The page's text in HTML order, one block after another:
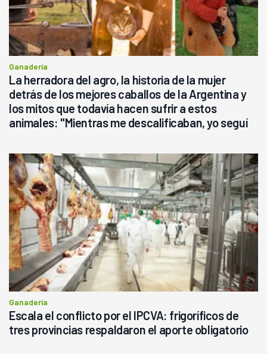
Ganadería
La herradora del agro, la historia de la mujer
detrás de los mejores caballos de la Argentina y
los mitos que todavía hacen sufrir a estos
animales: "Mientras me descalificaban, yo seguí
Ganadería
Escala el conflicto por el IPCVA: frigoríficos de
tres provincias respaldaron el aporte obligatorio